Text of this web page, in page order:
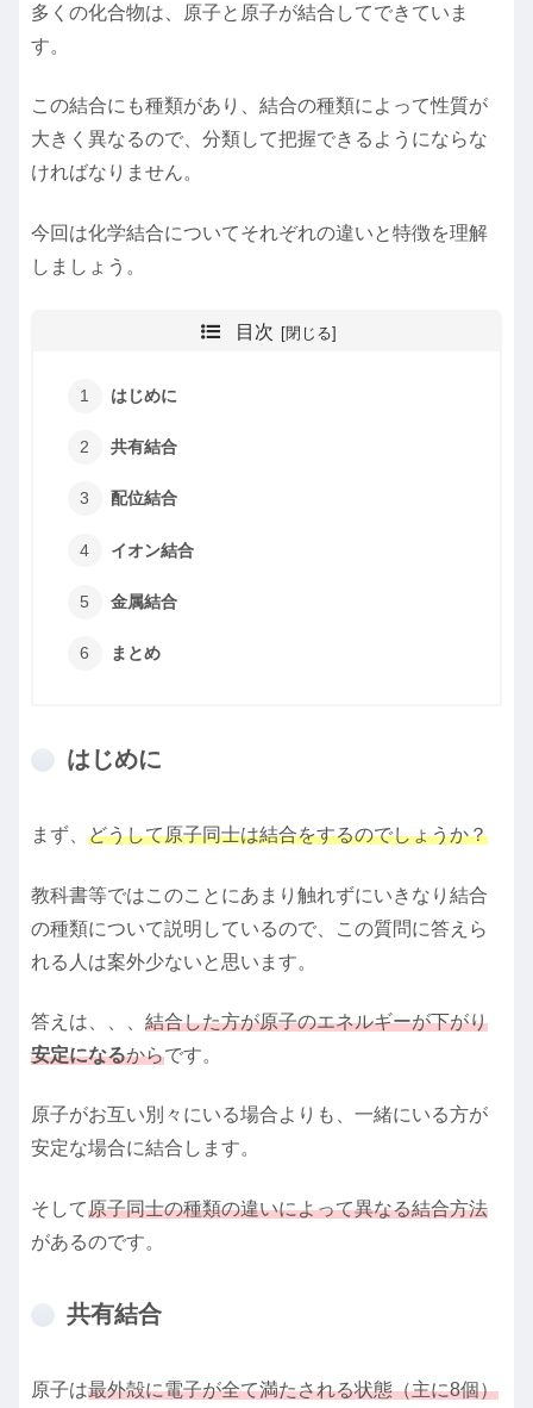
多くの化合物は、原子と原子が結合してできていま
す。
この結合にも種類があり、結合の種類によって性質が
大きく異なるので、分類して把握できるようにならな
ければなりません。
今回は化学結合についてそれぞれの違いと特徴を理解
しましょう。
目次
はじめに
共有結合
配位結合
イオン結合
金属結合
まとめ
はじめに
まず、 どうして原子同士は結合をするのでしょうか？
教科書等ではこのことにあまり触れずにいきなり結合
の種類について説明しているので、この質問に答えら
れる人は案外少ないと思います。
答えは、、、 結合した方が原子のエネルギーが下がり
安定になるからです。
原子がお互い別々にいる場合よりも、一緒にいる方が
安定な場合に結合します。
そして原子同士の種類の違いによって異なる結合方法
があるのです。
共有結合
原子は最外殻に電子が全て満たされる状態（主に8個）